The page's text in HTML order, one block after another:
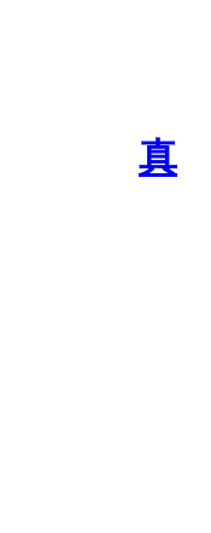
真